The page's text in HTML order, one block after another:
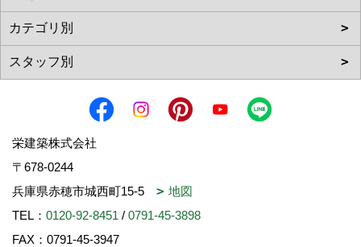
栄建築株式会社
〒678-0244
兵庫県赤穂市城西町15-5
地図
TEL： 0120-92-8451 / 0791-45-3898
FAX：0791-45-3947